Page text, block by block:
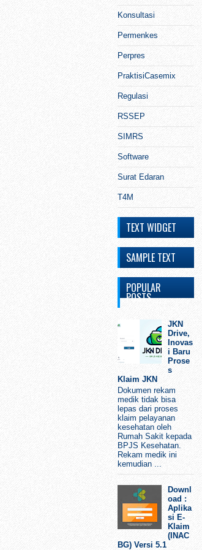
Konsultasi
Permenkes
Perpres
PraktisiCasemix
Regulasi
RSSEP
SIMRS
Software
Surat Edaran
T4M
TEXT WIDGET
SAMPLE TEXT
POPULAR
POSTS
JKN
Drive,
Inovas
i Baru
Prose
s
Klaim JKN
Dokumen rekam
medik tidak bisa
lepas dari proses
klaim pelayanan
kesehatan oleh
Rumah Sakit kepada
BPJS Kesehatan.
Rekam medik ini
kemudian ...
Downl
oad :
Aplika
si E-
Klaim
(INAC
BG) Versi 5.1